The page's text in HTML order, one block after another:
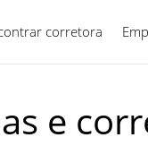
corretora
e